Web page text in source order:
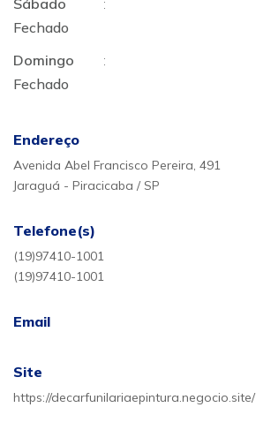
Sábado
:
Fechado
Domingo
:
Fechado
Endereço
Avenida Abel Francisco Pereira, 491
Jaraguá - Piracicaba / SP
Telefone(s)
(19)97410-1001
(19)97410-1001
Email
Site
https://decarfunilariaepintura.negocio.site/